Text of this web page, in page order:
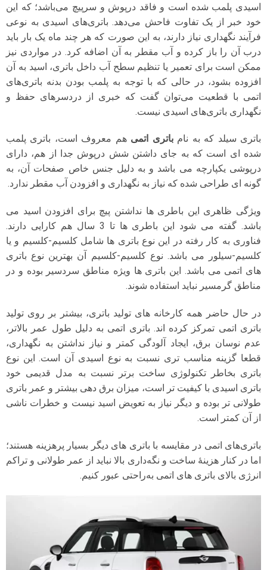
اسیدی پلمب شده است و فاقد درپوش و سرپیچ می‌باشد؛ که این
خود خبر از یک تفاوت فاحش می‌دهد. باتری‌های اسیدی به نوعی
فرآیند نگهداری نیاز دارند، به این صورت که هر چند ماه یک بار باید
درب آن را باز کرده و آب مقطر به آن اضافه کرد. در مواردی نیز
ممکن است برای تعمیر یا تنظیم سطح آب داخل باتری، اسید به آن
افزوده بشود، در حالی که با توجه به پلمب بودن بدنه باتری‌های
اتمی با قطعیت می‌توان گفت که خبری از دردسرهای حفظ و
نگهداری باتری‌های اسیدی نیست.
باتری سیلد که به نامباتری اتمی هم معروف است، باتری پلمب
شده ای است که به جای داشتن شش درپوش جدا از هم، دارای
درپوشی یکپارچه می باشد و به دلیل جنس خاص صفحات آن، به
گونه ای طراحی شده که نیاز به نگهداری و افزودن آب مقطر ندارد.
ویژگی ظاهری این باطری ها نداشتن پیچ برای افزودن اسید می
باشد. گفته می شود این باطری ها تا 3 سال هم کارایی دارند.
فناوری به کار رفته در این نوع باتری ها شامل کلسیم-کلسیم و یا
کلسیم-سیلور می باشد. نوع کلسیم-کلسیم آن بهترین نوع باتری
های اتمی می باشد. این باتری ها ویژه مناطق سردسیر بوده و در
مناطق گرمسیر نباید استفاده شوند.
در حال حاضر همه کارخانه های تولید باتری، بیشتر بر روی تولید
باتری اتمی تمرکز کرده اند. باتری اتمی به دلیل طول عمر بالاتر،
عدم نوسان برق، ایجاد آلودگی کمتر و نیاز نداشتن به نگهداری،
قطعا گزینه مناسب تری نسبت به نوع اسیدی آن است. این نوع
باتری بخاطر تکنولوژی ساخت برتر نسبت به مدل قدیمی خود
باتری اسیدی با کیفیت تر است، میزان برق دهی بیشتر و عمر باتری
طولانی تر بوده و دیگر نیاز به تعویض اسید نیست و خطرات ناشی
از آن کمتر است.
باتری‌های اتمی در مقایسه با باتری‌ های دیگر بسیار پرهزینه هستند؛
اما در کنار هزینهٔ ساخت و نگه‌داری بالا نباید از عمر طولانی و تراکم
انرژی بالای باتری‌ های اتمی به‌راحتی عبور کنیم.